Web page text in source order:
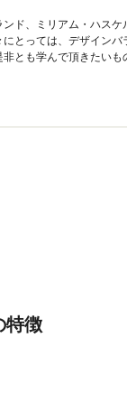
ド、ミリアム・ハス
とっては、デザイン
とも学んで頂きたいも
特徴